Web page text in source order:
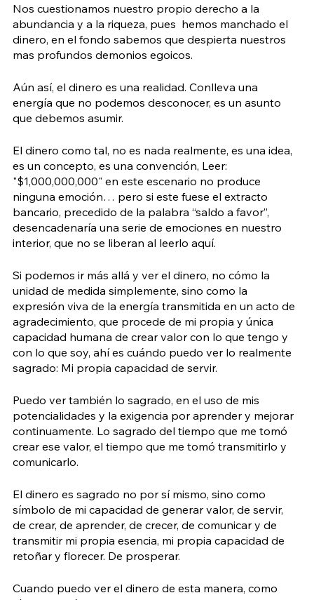
Nos cuestionamos nuestro propio derecho a la
abundancia y a la riqueza, pues  hemos manchado el
dinero, en el fondo sabemos que despierta nuestros
mas profundos demonios egoicos.
Aún así, el dinero es una realidad. Conlleva una
energía que no podemos desconocer, es un asunto
que debemos asumir.
El dinero como tal, no es nada realmente, es una idea,
es un concepto, es una convención, Leer:
"$1,000,000,000" en este escenario no produce
ninguna emoción… pero si este fuese el extracto
bancario, precedido de la palabra “saldo a favor”,
desencadenaría una serie de emociones en nuestro
interior, que no se liberan al leerlo aquí.
Si podemos ir más allá y ver el dinero, no cómo la
unidad de medida simplemente, sino como la
expresión viva de la energía transmitida en un acto de
agradecimiento, que procede de mi propia y única
capacidad humana de crear valor con lo que tengo y
con lo que soy, ahí es cuándo puedo ver lo realmente
sagrado: Mi propia capacidad de servir.
Puedo ver también lo sagrado, en el uso de mis
potencialidades y la exigencia por aprender y mejorar
continuamente. Lo sagrado del tiempo que me tomó
crear ese valor, el tiempo que me tomó transmitirlo y
comunicarlo.
El dinero es sagrado no por sí mismo, sino como
símbolo de mi capacidad de generar valor, de servir,
de crear, de aprender, de crecer, de comunicar y de
transmitir mi propia esencia, mi propia capacidad de
retoñar y florecer. De prosperar.
Cuando puedo ver el dinero de esta manera, como